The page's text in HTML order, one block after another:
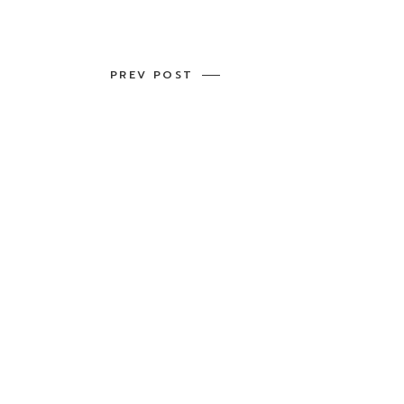
PREV POST